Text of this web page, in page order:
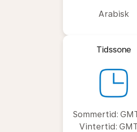
Arabisk
Tidssone
Sommertid:
Vintertid: